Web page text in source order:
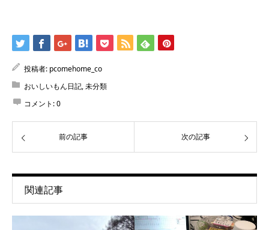
投稿者: pcomehome_co
おいしいもん日記,未分類
コメント:0
前の記事 次の記事
関連記事